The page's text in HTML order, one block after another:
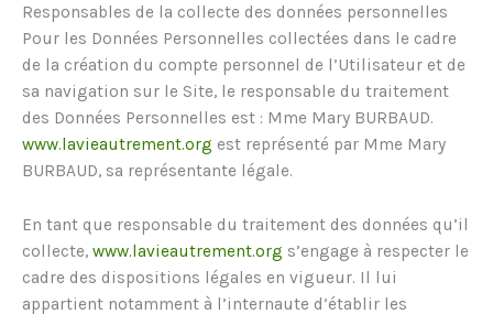
Responsables de la collecte des données personnelles
Pour les Données Personnelles collectées dans le cadre
de la création du compte personnel de l’Utilisateur et de
sa navigation sur le Site, le responsable du traitement
des Données Personnelles est : Mme Mary BURBAUD.
www.lavieautrement.org est représenté par Mme Mary
BURBAUD, sa représentante légale.
En tant que responsable du traitement des données qu’il
collecte, www.lavieautrement.org s’engage à respecter le
cadre des dispositions légales en vigueur. Il lui
appartient notamment à l’internaute d’établir les